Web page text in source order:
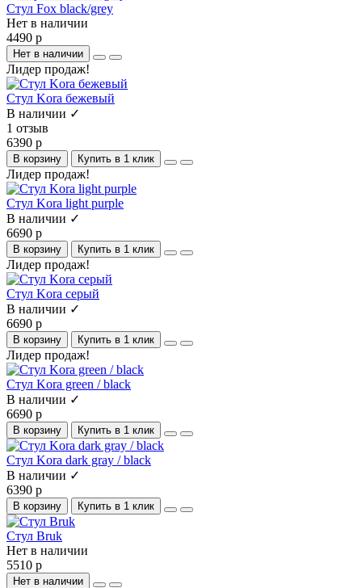
Стул Fox black/grey
Нет в наличии
4490 р
Нет в наличии
Лидер продаж!
Стул Kora бежевый
В наличии ✓
1 отзыв
6390 р
В корзину Купить в 1 клик
Лидер продаж!
Стул Kora light purple
В наличии ✓
6690 р
В корзину Купить в 1 клик
Лидер продаж!
Стул Kora серый
В наличии ✓
6690 р
В корзину Купить в 1 клик
Лидер продаж!
Стул Kora green / black
В наличии ✓
6690 р
В корзину Купить в 1 клик
Стул Kora dark gray / black
В наличии ✓
6390 р
В корзину Купить в 1 клик
Стул Bruk
Нет в наличии
5510 р
Нет в наличии